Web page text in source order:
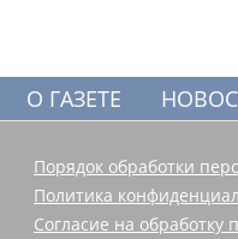
О ГАЗЕТЕ
Порядок обработки
Политика
Согласие на